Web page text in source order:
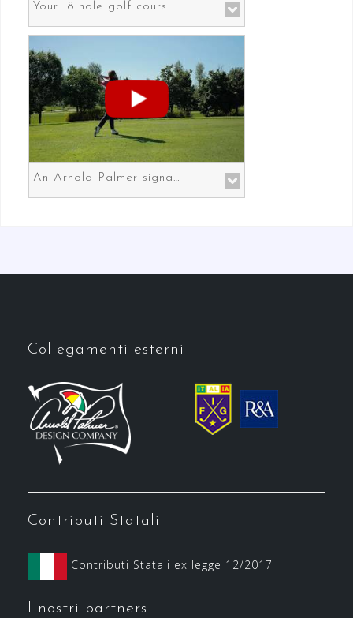
Your 18 hole golf course in Prato the gateway to Florence
An Arnold Palmer signature course in Prato the gateway to Florence
Collegamenti esterni
Contributi Statali
Contributi Statali ex legge 12/2017
I nostri partners